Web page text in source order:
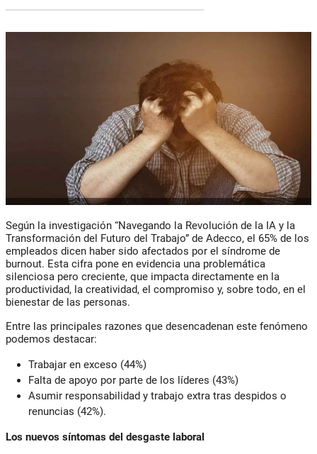
Según la investigación “Navegando la Revolución de la IA y la
Transformación del Futuro del Trabajo” de Adecco, el 65% de los
empleados dicen haber sido afectados por el síndrome de
burnout. Esta cifra pone en evidencia una problemática
silenciosa pero creciente, que impacta directamente en la
productividad, la creatividad, el compromiso y, sobre todo, en el
bienestar de las personas.
Entre las principales razones que desencadenan este fenómeno
podemos destacar:
Trabajar en exceso (44%)
Falta de apoyo por parte de los líderes (43%)
Asumir responsabilidad y trabajo extra tras despidos o
renuncias (42%).
Los nuevos síntomas del desgaste laboral